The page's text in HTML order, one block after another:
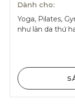
Dành cho:
Yoga, Pilates,
như làn da thứ